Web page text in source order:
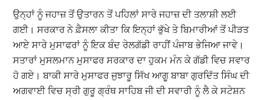
ਉਨ੍ਹਾਂ ਨੂੰ ਜਹਾਜ਼ ਤੋਂ ਉਤਾਰਨ ਤੋਂ ਪਹਿਲਾਂ ਸਾਰੇ ਜਹਾਜ਼ ਦੀ ਤਲਾਸ਼ੀ ਲਈ
ਗਈ। ਸਰਕਾਰ ਨੇ ਫ਼ੈਸਲਾ ਕੀਤਾ ਕਿ ਇਨ੍ਹਾਂ ਭੁੱਖੇ ਤੇ ਬਿਮਾਰੀਆਂ ਤੋਂ ਪੀੜਤ
ਆਏ ਸਾਰੇ ਮੁਸਾਫਰਾਂ ਨੂੰ ਇਕ ਬੰਦ ਰੇਲਗੱਡੀ ਰਾਹੀਂ ਪੰਜਾਬ ਭੇਜਿਆ ਜਾਵੇ।
ਸਤਾਰਾਂ ਮੁਸਲਮਾਨ ਮੁਸਾਫਰ ਸਰਕਾਰ ਦਾ ਹੁਕਮ ਮੰਨ ਕੇ ਗੱਡੀ ਵਿਚ ਸਵਾਰ
ਹੋ ਗਏ। ਬਾਕੀ ਸਾਰੇ ਮੁਸਾਫਰ ਜੁਝਾਰੂ ਸਿੱਖ ਆਗੂ ਬਾਬਾ ਗੁਰਦਿੱਤ ਸਿੰਘ ਦੀ
ਅਗਵਾਈ ਵਿਚ ਸ੍ਰੀ ਗੁਰੂ ਗ੍ਰੰਥ ਸਾਹਿਬ ਜੀ ਦੀ ਸਵਾਰੀ ਨੂੰ ਲੈ ਕੇ ਸਟੇਸ਼ਨ